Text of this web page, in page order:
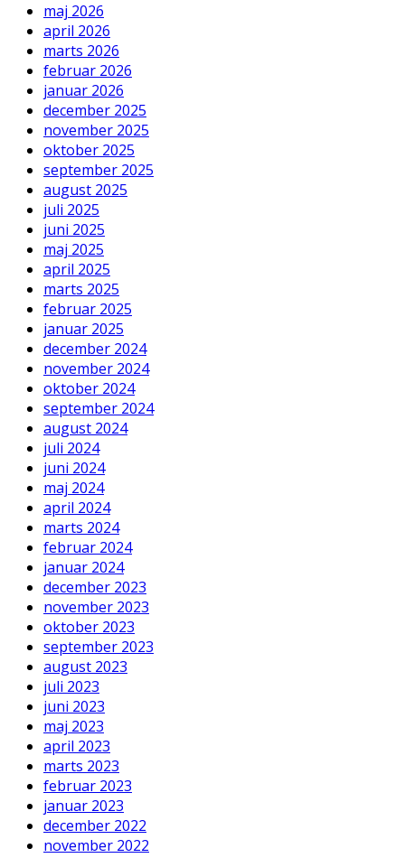
maj 2026
april 2026
marts 2026
februar 2026
januar 2026
december 2025
november 2025
oktober 2025
september 2025
august 2025
juli 2025
juni 2025
maj 2025
april 2025
marts 2025
februar 2025
januar 2025
december 2024
november 2024
oktober 2024
september 2024
august 2024
juli 2024
juni 2024
maj 2024
april 2024
marts 2024
februar 2024
januar 2024
december 2023
november 2023
oktober 2023
september 2023
august 2023
juli 2023
juni 2023
maj 2023
april 2023
marts 2023
februar 2023
januar 2023
december 2022
november 2022